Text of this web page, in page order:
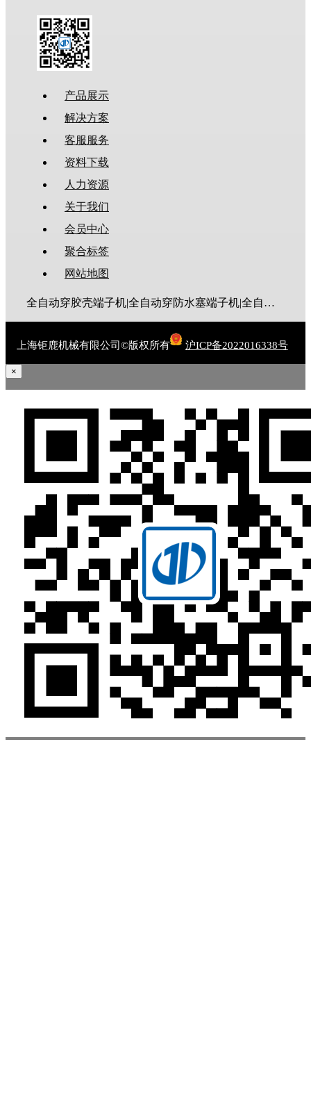
产品展示
解决方案
客服服务
资料下载
人力资源
关于我们
会员中心
聚合标签
网站地图
全自动穿胶壳端子机|全自动穿防水塞端子机|全自动穿热缩管端子机|全自动穿护套端子机|全自动穿号码管端子机|全自动端子机|全自动穿防水栓端子机|端子压着机|端子压接机|静音端子机|多芯线端子机|护套线端子机|全自动排线端子机|新能源大平方压接机|电脑剥线机|自动剥线机|裁线机|剥线机
上海钜鹿机械有限公司©版权所有 沪ICP备2022016338号
×